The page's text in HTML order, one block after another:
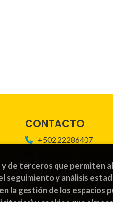
CONTACTO
+502 22286407
Formulario de
de terceros que permiten
seguimiento y análisis
la gestión de los espacios